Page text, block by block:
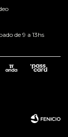
de 9 a 13hs